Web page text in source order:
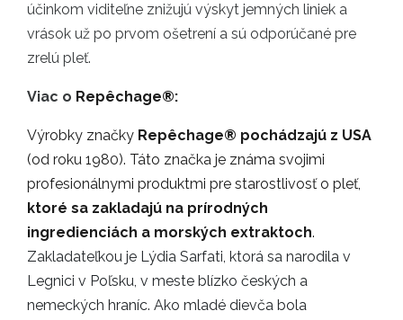
účinkom viditeľne znižujú výskyt jemných liniek a
vrások už po prvom ošetrení a sú odporúčané pre
zrelú pleť.
Viac o Repêchage®:
Výrobky značky Repêchage® pochádzajú z USA
(od roku 1980). Táto značka je známa svojimi
profesionálnymi produktmi pre starostlivosť o pleť,
ktoré sa zakladajú na prírodných
ingredienciách a morských extraktoch.
Zakladateľkou je Lýdia Sarfati, ktorá sa narodila v
Legnici v Poľsku, v meste blízko českých a
nemeckých hraníc. Ako mladé dievča bola